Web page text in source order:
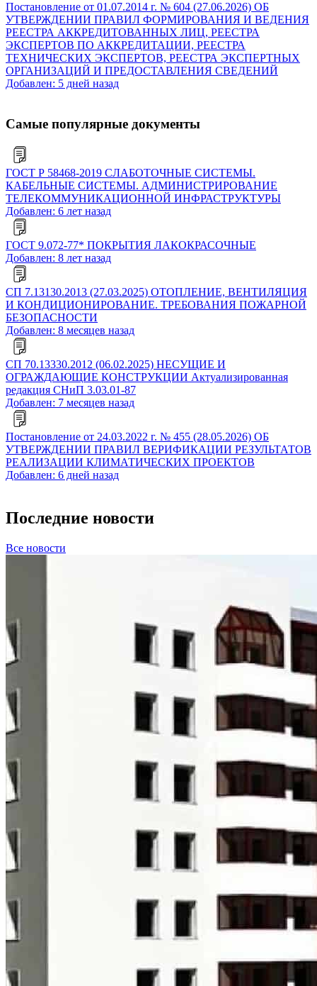
Постановление от 01.07.2014 г. № 604 (27.06.2026) ОБ
УТВЕРЖДЕНИИ ПРАВИЛ ФОРМИРОВАНИЯ И ВЕДЕНИЯ
РЕЕСТРА АККРЕДИТОВАННЫХ ЛИЦ, РЕЕСТРА
ЭКСПЕРТОВ ПО АККРЕДИТАЦИИ, РЕЕСТРА
ТЕХНИЧЕСКИХ ЭКСПЕРТОВ, РЕЕСТРА ЭКСПЕРТНЫХ
ОРГАНИЗАЦИЙ И ПРЕДОСТАВЛЕНИЯ СВЕДЕНИЙ
Добавлен: 5 дней назад
Самые популярные документы
ГОСТ Р 58468-2019 СЛАБОТОЧНЫЕ СИСТЕМЫ.
КАБЕЛЬНЫЕ СИСТЕМЫ. АДМИНИСТРИРОВАНИЕ
ТЕЛЕКОММУНИКАЦИОННОЙ ИНФРАСТРУКТУРЫ
Добавлен: 6 лет назад
ГОСТ 9.072-77* ПОКРЫТИЯ ЛАКОКРАСОЧНЫЕ
Добавлен: 8 лет назад
СП 7.13130.2013 (27.03.2025) ОТОПЛЕНИЕ, ВЕНТИЛЯЦИЯ
И КОНДИЦИОНИРОВАНИЕ. ТРЕБОВАНИЯ ПОЖАРНОЙ
БЕЗОПАСНОСТИ
Добавлен: 8 месяцев назад
СП 70.13330.2012 (06.02.2025) НЕСУЩИЕ И
ОГРАЖДАЮЩИЕ КОНСТРУКЦИИ Актуализированная
редакция СНиП 3.03.01-87
Добавлен: 7 месяцев назад
Постановление от 24.03.2022 г. № 455 (28.05.2026) ОБ
УТВЕРЖДЕНИИ ПРАВИЛ ВЕРИФИКАЦИИ РЕЗУЛЬТАТОВ
РЕАЛИЗАЦИИ КЛИМАТИЧЕСКИХ ПРОЕКТОВ
Добавлен: 6 дней назад
Последние новости
Все новости